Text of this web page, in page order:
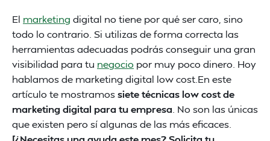
El marketing digital no tiene por qué ser caro, sino
todo lo contrario. Si utilizas de forma correcta las
herramientas adecuadas podrás conseguir una gran
visibilidad para tu negocio por muy poco dinero. Hoy
hablamos de marketing digital low cost.En este
artículo te mostramossiete técnicas low cost de
marketing digital para tu empresa . No son las únicas
que existen pero sí algunas de las más eficaces.